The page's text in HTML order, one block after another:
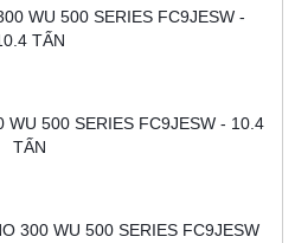
WU 500 SERIES FC9JESW -
TẤN
WU 500 SERIES FC9JESW - 10.4
TẤN
300 WU 500 SERIES FC9JESW